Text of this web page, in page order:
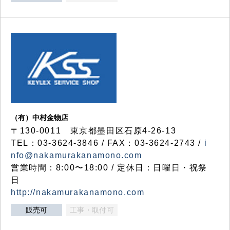
（有）中村金物店
〒130-0011 東京都墨田区石原4-26-13
TEL：03-3624-3846 / FAX：03-3624-2743 / i
nfo@nakamurakanamono.com
営業時間：8:00〜18:00 / 定休日：日曜日・祝祭
日
http://nakamurakanamono.com
販売可 工事・取付可